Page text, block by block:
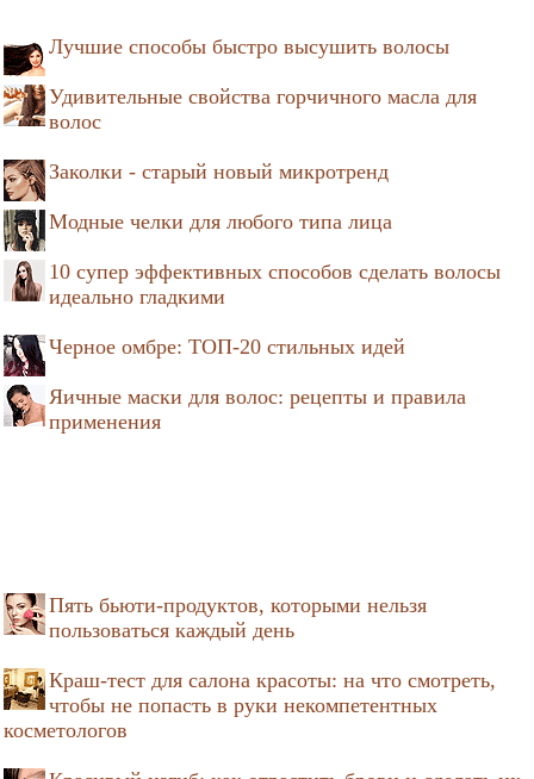
Лучшие способы быстро высушить волосы
Удивительные свойства горчичного масла для
волос
Заколки - старый новый микротренд
Модные челки для любого типа лица
10 супер эффективных способов сделать волосы
идеально гладкими
Черное омбре: ТОП-20 стильных идей
Яичные маски для волос: рецепты и правила
применения
Пять бьюти-продуктов, которыми нельзя
пользоваться каждый день
Краш-тест для салона красоты: на что смотреть,
чтобы не попасть в руки некомпетентных
косметологов